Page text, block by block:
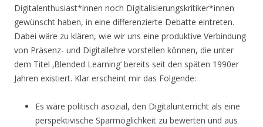
Digitalenthusiast*innen noch Digitalisierungskritiker*innen
gewünscht haben, in eine differenzierte Debatte eintreten.
Dabei wäre zu klären, wie wir uns eine produktive Verbindung
von Präsenz- und Digitallehre vorstellen können, die unter
dem Titel ‚Blended Learning‘ bereits seit den späten 1990er
Jahren existiert. Klar erscheint mir das Folgende:
Es wäre politisch asozial, den Digitalunterricht als eine
perspektivische Sparmöglichkeit zu bewerten und aus